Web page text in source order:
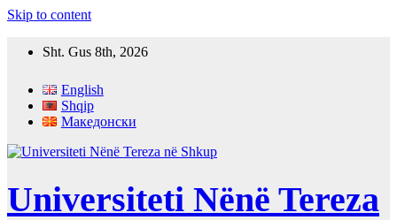
Skip to content
Sht. Gus 8th, 2026
English
Shqip
Македонски
Universiteti Nënë Tereza